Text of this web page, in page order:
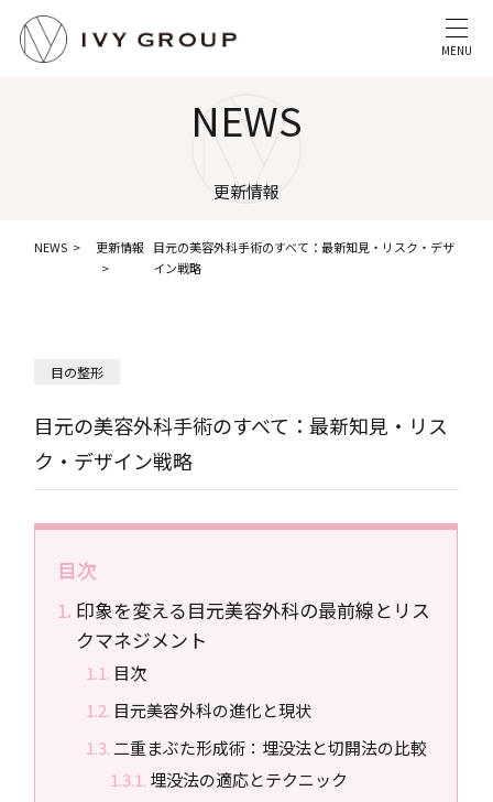
MENU
NEWS
更新情報
NEWS 更新情報 目元の美容外科手術のすべて：最新知見・リスク・デザ
イン戦略
目の整形
目元の美容外科手術のすべて：最新知見・リス
ク・デザイン戦略
目次
印象を変える目元美容外科の最前線とリス
クマネジメント
目次
目元美容外科の進化と現状
二重まぶた形成術：埋没法と切開法の比較
埋没法の適応とテクニック